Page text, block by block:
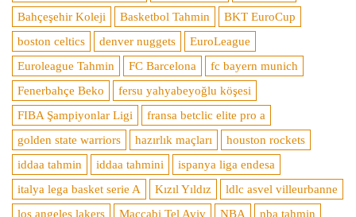
Bahçeşehir Koleji
Basketbol Tahmin
BKT EuroCup
boston celtics
denver nuggets
EuroLeague
Euroleague Tahmin
FC Barcelona
fc bayern munich
Fenerbahçe Beko
fersu yahyabeyoğlu köşesi
FIBA Şampiyonlar Ligi
fransa betclic elite pro a
golden state warriors
hazırlık maçları
houston rockets
iddaa tahmin
iddaa tahmini
ispanya liga endesa
italya lega basket serie A
Kızıl Yıldız
ldlc asvel villeurbanne
los angeles lakers
Maccabi Tel Aviv NBA
nba tahmin